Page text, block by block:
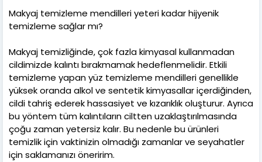
Makyaj temizleme mendilleri yeteri kadar hijyenik
temizleme sağlar mı?
Makyaj temizliğinde, çok fazla kimyasal kullanmadan
cildimizde kalıntı bırakmamak hedeflenmelidir. Etkili
temizleme yapan yüz temizleme mendilleri genellikle
yüksek oranda alkol ve sentetik kimyasallar içerdiğinden,
cildi tahriş ederek hassasiyet ve kızarıklık oluşturur. Ayrıca
bu yöntem tüm kalıntıların ciltten uzaklaştırılmasında
çoğu zaman yetersiz kalır. Bu nedenle bu ürünleri
temizlik için vaktinizin olmadığı zamanlar ve seyahatler
için saklamanızı öneririm.